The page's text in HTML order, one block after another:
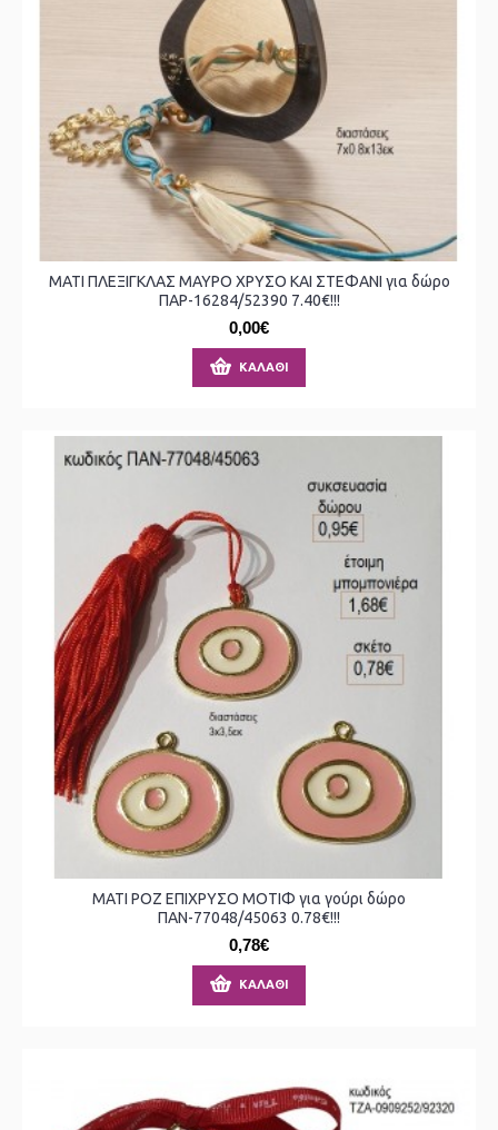
ΜΑΤΙ ΠΛΕΞΙΓΚΛΑΣ ΜΑΥΡΟ ΧΡΥΣΟ ΚΑΙ ΣΤΕΦΑΝΙ για δώρο
ΠΑΡ-16284/52390 7.40€!!!
0,00€
ΚΑΛΆΘΙ
ΜΑΤΙ ΡΟΖ ΕΠΙΧΡΥΣΟ ΜΟΤΙΦ για γούρι δώρο
ΠΑΝ-77048/45063 0.78€!!!
0,78€
ΚΑΛΆΘΙ